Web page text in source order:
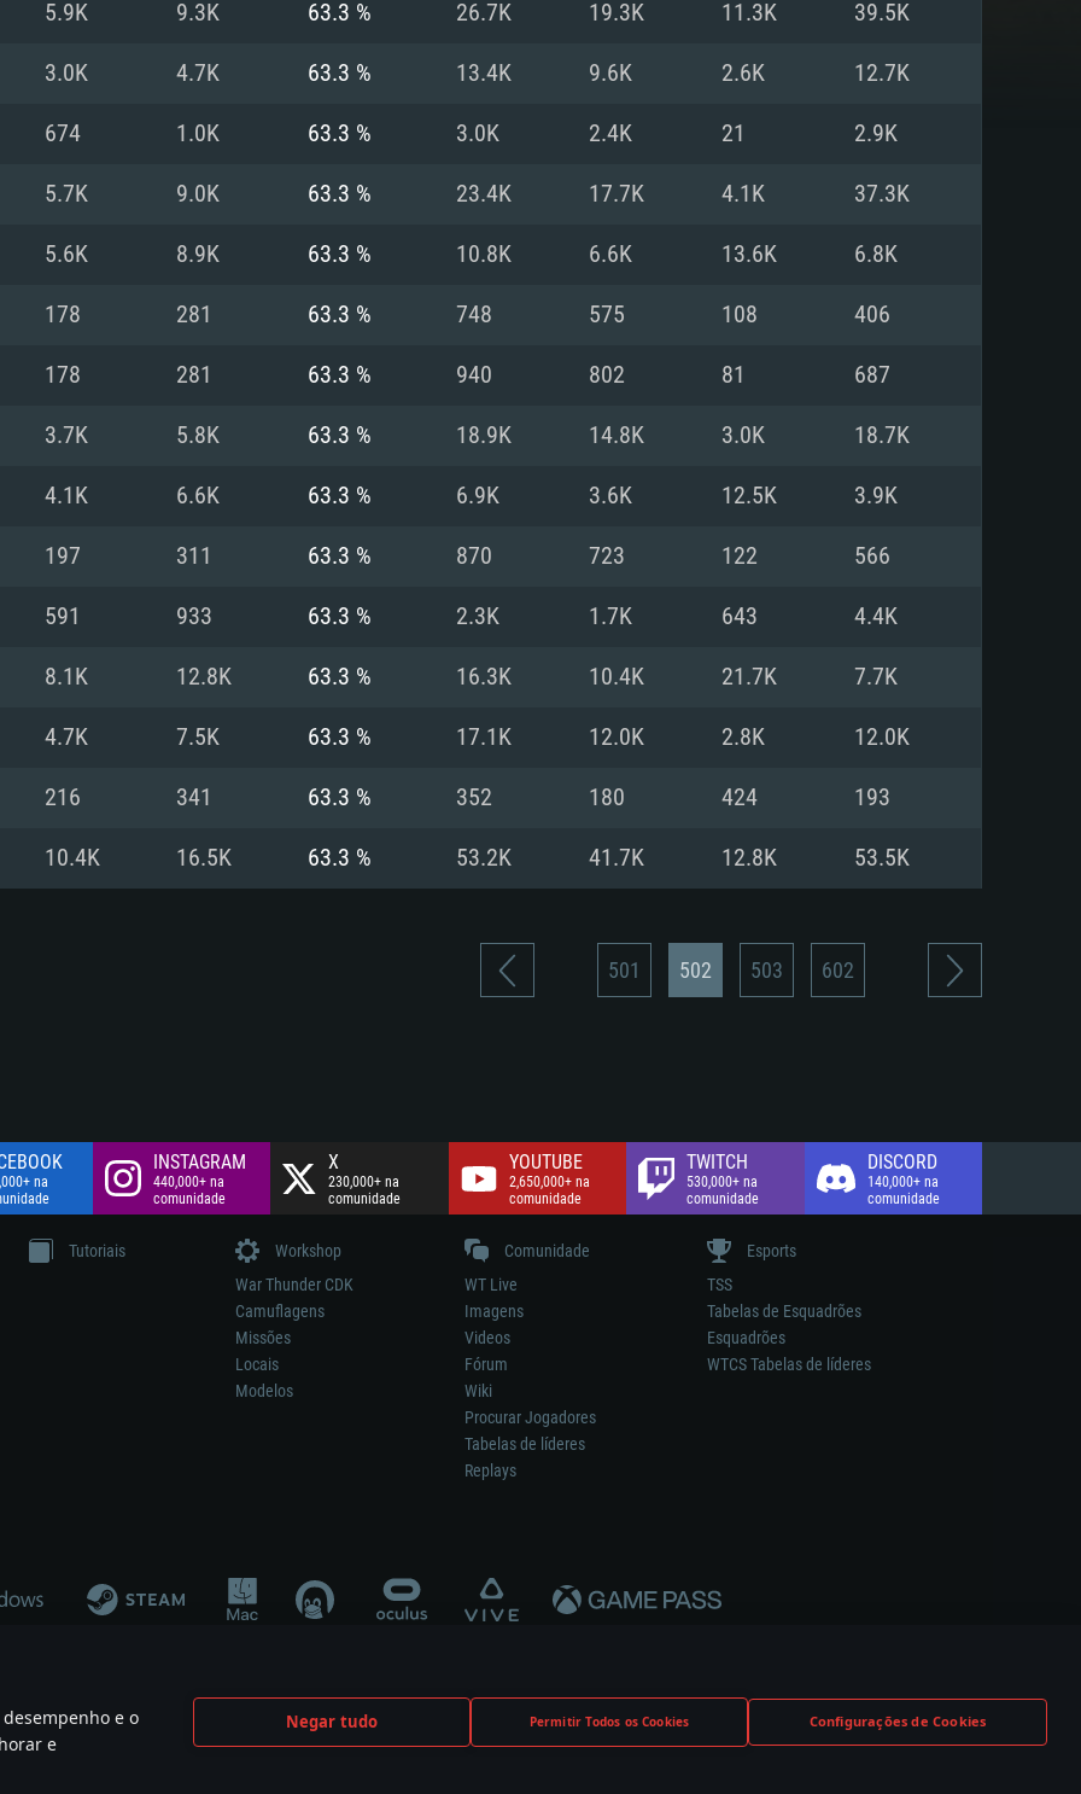
e o
e
Negar tudo Permitir Todos os Cookies Configurações de Cookies
DE SISTEMA
Resolução
Recomendado
superior
Memória: 16 GB ou mais
Placa Gráfica: Placa com DirectX 11 ou superior;
Nvidia GeForce 1060 ou superior, Radeon RX 570
(Intel Xeon
Metal.
Recomendado
mais recente
Processador: Core i7 (Intel Xeon não suportado)
Memória: 8 GB
Placa Gráfica: Radeon Vega II ou superior com
suporte Metal.
Network: Internet de banda larga.
Disco: 60,2 GB
drivers mais
/ equivalentes
mínima
Recomendado
recentes (não mais de 6 meses) / equivalentes
AMD (Radeon RX 570) com os drivers mais
Vulkan.
Network: Internet de banda larga.
Disco: 60,2 GB
5.9K 9.3K 63.3 % 26.7K 19.3K 11.3K 39.5K
3.0K 4.7K 63.3 % 13.4K 9.6K 2.6K 12.7K
674 1.0K 63.3 % 3.0K 2.4K 21 2.9K
5.7K 9.0K 63.3 % 23.4K 17.7K 4.1K 37.3K
5.6K 8.9K 63.3 % 10.8K 6.6K 13.6K 6.8K
178 281 63.3 % 748 575 108 406
178 281 63.3 % 940 802 81 687
3.7K 5.8K 63.3 % 18.9K 14.8K 3.0K 18.7K
4.1K 6.6K 63.3 % 6.9K 3.6K 12.5K 3.9K
197 311 63.3 % 870 723 122 566
591 933 63.3 % 2.3K 1.7K 643 4.4K
8.1K 12.8K 63.3 % 16.3K 10.4K 21.7K 7.7K
4.7K 7.5K 63.3 % 17.1K 12.0K 2.8K 12.0K
216 341 63.3 % 352 180 424 193
10.4K 16.5K 63.3 % 53.2K 41.7K 12.8K 53.5K
501 502 503 602
na
INSTAGRAM
440,000+ na
comunidade
X
230,000+ na
comunidade
YOUTUBE
2,650,000+ na
comunidade
TWITCH
530,000+ na
comunidade
DISCORD
140,000+ na
comunidade
Tutoriais
Workshop
War Thunder CDK
Camuflagens
Missões
Locais
Modelos
Comunidade
WT Live
Imagens
Videos
Fórum
Wiki
Procurar Jogadores
Tabelas de líderes
Replays
Esports
TSS
Tabelas de Esquadrões
Esquadrões
WTCS Tabelas de líderes
significa participação no desenvolvimento, patrocínio ou aval do respetivo construtor.
are the property of their respective owners.